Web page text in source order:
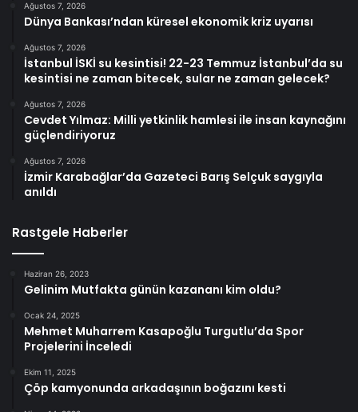
Ağustos 7, 2026
Dünya Bankası’ndan küresel ekonomik kriz uyarısı
Ağustos 7, 2026
İstanbul İSKİ su kesintisi! 22-23 Temmuz İstanbul’da su
kesintisi ne zaman bitecek, sular ne zaman gelecek?
Ağustos 7, 2026
Cevdet Yılmaz: Milli yetkinlik hamlesi ile insan kaynağını
güçlendiriyoruz
Ağustos 7, 2026
İzmir Karabağlar’da Gazeteci Barış Selçuk saygıyla
anıldı
Rastgele Haberler
Haziran 26, 2023
Gelinim Mutfakta günün kazananı kim oldu?
Ocak 24, 2025
Mehmet Muharrem Kasapoğlu Turgutlu’da Spor
Projelerini İnceledi
Ekim 11, 2025
Çöp kamyonunda arkadaşının boğazını kesti